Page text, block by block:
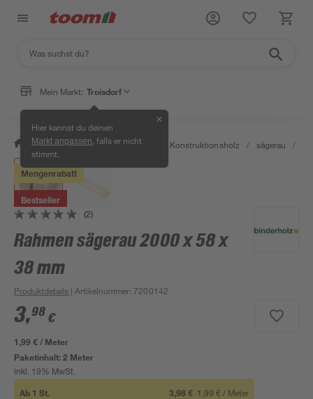
Mein Markt: Troisdorf
Hier kannst du deinen
Markt anpassen , falls er nicht
stimmt.
✕
/ Bauen & Renovieren / Holz Konstruktionsholz / sägerau /
Mengenrabatt
Bestseller
(2)
Rahmen sägerau 2000 x 58 x
38 mm
Produktdetails | Artikelnummer: 7200142
3,98 €
1,99 € / Meter
Paketinhalt:2 Meter
inkl. 19% MwSt.
Ab 1 St. 3,98 € 1,99 € / Meter